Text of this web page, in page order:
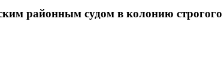
районным судом в колонию